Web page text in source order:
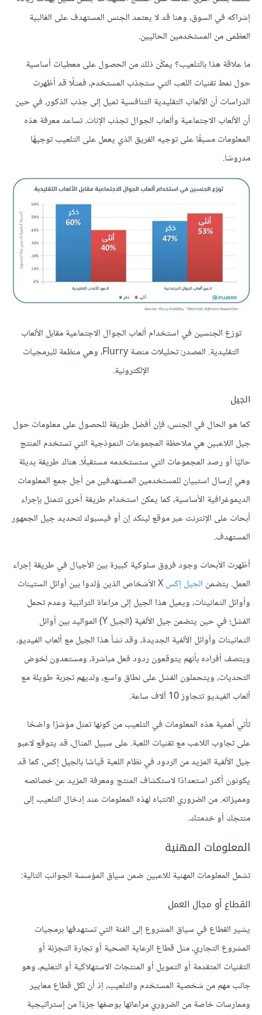
إشراكه في السوق، وهنا قد لا يعتمد الجنس المستهدف على الغالبية
العظمى من المستخدمين الحاليين.
ما علاقة هذا بالتلعيب؟ يمكّن ذلك من الحصول على معطيات أساسية
حول نمط تقنيات اللعب التي ستجذب المستخدم، فمثلًا قد أظهرت
الدراسات أن الألعاب التقليدية التنافسية تميل إلى جذب الذكور، في حين
أن الألعاب الاجتماعية وألعاب الجوال تجذب الإناث. تساعد معرفة هذه
المعلومات مسبقًا على توجيه الفريق الذي يعمل على التلعيب توجيهًا
مدروسًا.
توزع الجنسين في استخدام ألعاب الجوال الاجتماعية مقابل الألعاب
التقليدية. المصدر: تحليلات منصة Flurry، وهي منظمة للبرمجيات
الإلكترونية.
الجيل
كما هو الحال في الجنس، فإن أفضل طريقة للحصول على معلومات حول
جيل اللاعبين هي ملاحظة المجموعات النموذجية التي تستخدم المنتج
حاليًا أو رصد المجموعات التي ستستخدمه مستقبلًا. هناك طريقة بديلة
وهي إرسال استبيان للمستخدمين المستهدفين من أجل جمع المعلومات
الديموغرافية الأساسية، كما يمكن استخدام طريقة أخرى تتمثل بإجراء
أبحاث على الإنترنت عبر موقع لينكد إن أو فيسبوك لتحديد جيل الجمهور
المستهدف.
أظهرت الأبحاث وجود فروق سلوكية كبيرة بين الأجيال في طريقة إجراء
العمل. يتضمن الجيل إكس
X الأشخاص الذين وُلدوا بين أوائل الستينات
وأوائل الثمانينات، ويميل هذا الجيل إلى مراعاة التراتبية وعدم تحمل
الفشل؛ في حين يتضمن جيل الألفية (الجيل Y) المواليد بين أوائل
الثمانينات وأوائل الألفية الجديدة، وقد نشأ هذا الجيل مع ألعاب الفيديو،
ويتصف أفراده بأنهم يتوقعون ردود فعل مباشرة، ومستعدون لخوض
التحديات، ويتحملون الفشل على نطاق واسع، ولديهم تجربة طويلة مع
ألعاب الفيديو تتجاوز 10 آلاف ساعة.
تأتي أهمية هذه المعلومات في التلعيب من كونها تمثل مؤشرًا واضحًا
على تجاوب اللاعب مع تقنيات اللعبة. على سبيل المثال، قد يتوقع لاعبو
جيل الألفية المزيد من الردود في نظام اللعبة قياسًا بالجيل إكس، كما قد
يكونون أكثر استعدادًا لاستكشاف المنتج ومعرفة المزيد عن خصائصه
ومميزاته. من الضروري الانتباه لهذه المعلومات عند إدخال التلعيب إلى
منتجك أو خدمتك.
المعلومات المهنية
تشمل المعلومات المهنية للاعبين ضمن سياق المؤسسة الجوانبَ التالية:
القطاع أو مجال العمل
يشير القطاع في سياق المشروع إلى الفئة التي تستهدفها برمجيات
المشروع التجاري، مثل قطاع الرعاية الصحية أو تجارة التجزئة أو
التقنيات المتقدمة أو التمويل أو المنتجات الاستهلاكية أو التعليم، وهو
جانب مهم من شخصية المستخدم والتلعيب، إذ أن لكل قطاع معايير
وممارسات خاصة من الضروري مراعاتها بوصفها جزءًا من إستراتيجية